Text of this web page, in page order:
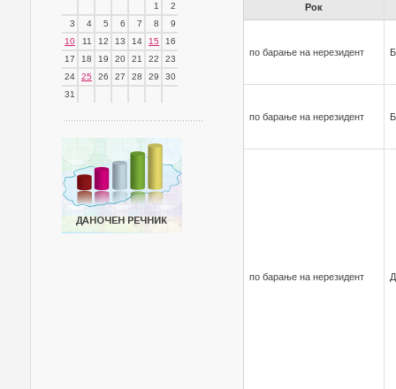
1
2
3
4 5 6 7 8
9
10
11 12 13 14 15
16
17
18 19 20 21 22
23
24
25 26 27 28 29
30
31
Рок
по барање на нерезидент
по барање на нерезидент
по барање на нерезидент